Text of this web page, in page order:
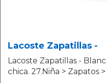
Lacoste Zapatillas -
Lacoste Zapatillas -
chica. 27.Niña > Zapatos